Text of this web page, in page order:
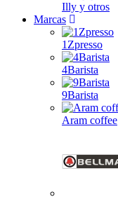
Illy y otros
Marcas
1Zpresso
4Barista
9Barista
Aram coffee